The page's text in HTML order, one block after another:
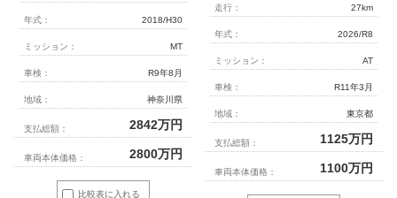
比較表に入れる
年式： 2018/H30
ミッション： MT
車検： R9年8月
地域： 神奈川県
支払総額： 2842万円
車両本体価格： 2800万円
走行： 27km
年式： 2026/R8
ミッション： AT
車検： R11年3月
地域： 東京都
支払総額： 1125万円
車両本体価格： 1100万円